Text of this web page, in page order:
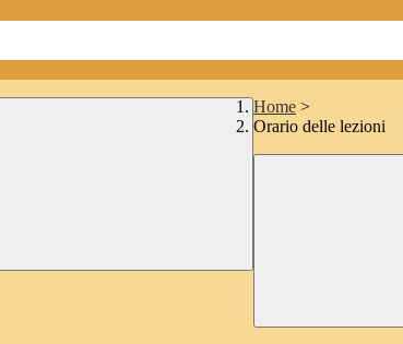
Home >
Orario delle lezioni